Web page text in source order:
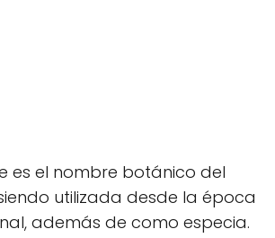
es el nombre botánico del
utilizada desde la época
además de como especia.